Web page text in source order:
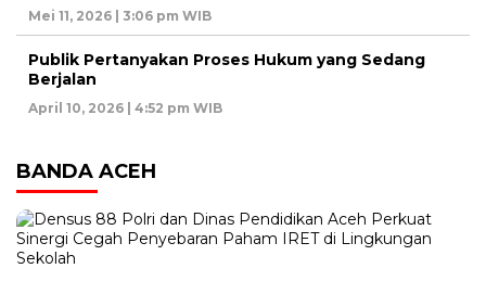
Mei 11, 2026 | 3:06 pm WIB
Publik Pertanyakan Proses Hukum yang Sedang
Berjalan
April 10, 2026 | 4:52 pm WIB
BANDA ACEH